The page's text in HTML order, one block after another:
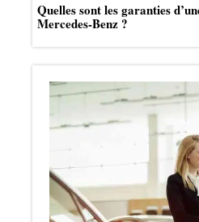
Quelles sont les garanties
Mercedes-Benz ?